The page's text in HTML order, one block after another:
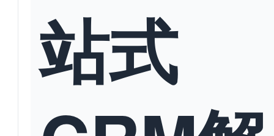
站式